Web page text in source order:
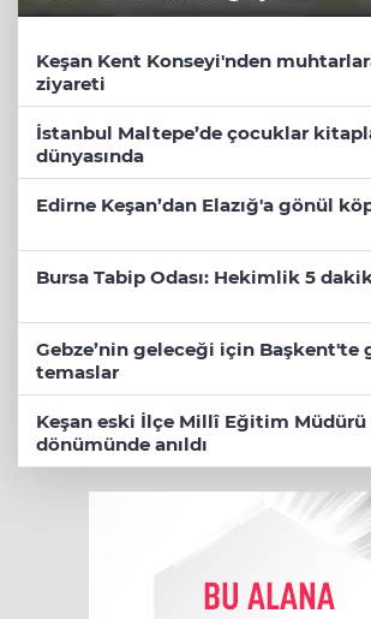
Keşan Kent Konseyi'nden
ziyareti
İstanbul Maltepe’de çocuklar
dünyasında
Edirne Keşan’dan Elazığ'a gönül
Bursa Tabip Odası: Hekimlik 5
Gebze’nin geleceği için Başkent'te
temaslar
Keşan eski İlçe Millî Eğitim Müdürü
dönümünde anıldı